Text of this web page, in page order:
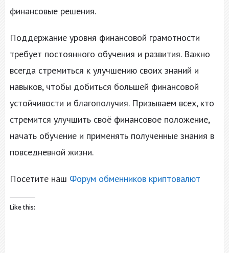
финансовые решения.
Поддержание уровня финансовой грамотности
требует постоянного обучения и развития. Важно
всегда стремиться к улучшению своих знаний и
навыков, чтобы добиться большей финансовой
устойчивости и благополучия. Призываем всех, кто
стремится улучшить своё финансовое положение,
начать обучение и применять полученные знания в
повседневной жизни.
Посетите наш Форум обменников криптовалют
Like this: